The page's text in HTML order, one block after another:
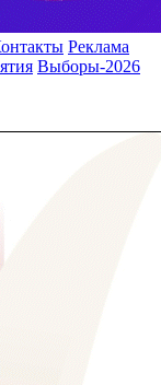
Реклама
Выборы-2026